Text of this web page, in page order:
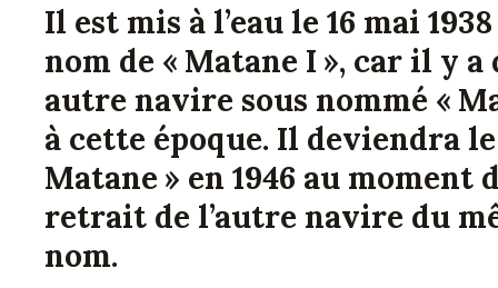
Il est mis à l’eau le 16 mai
nom de « Matane I », car il y a
autre navire sous nommé «
à cette époque. Il deviendra
Matane » en 1946 au moment
retrait de l’autre navire du
nom.